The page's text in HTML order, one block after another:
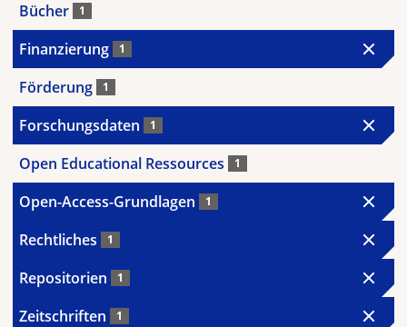
Bücher 1
Finanzierung 1
Förderung 1
Forschungsdaten 1
Open Educational Ressources 1
Open-Access-Grundlagen 1
Rechtliches 1
Repositorien 1
Zeitschriften 1